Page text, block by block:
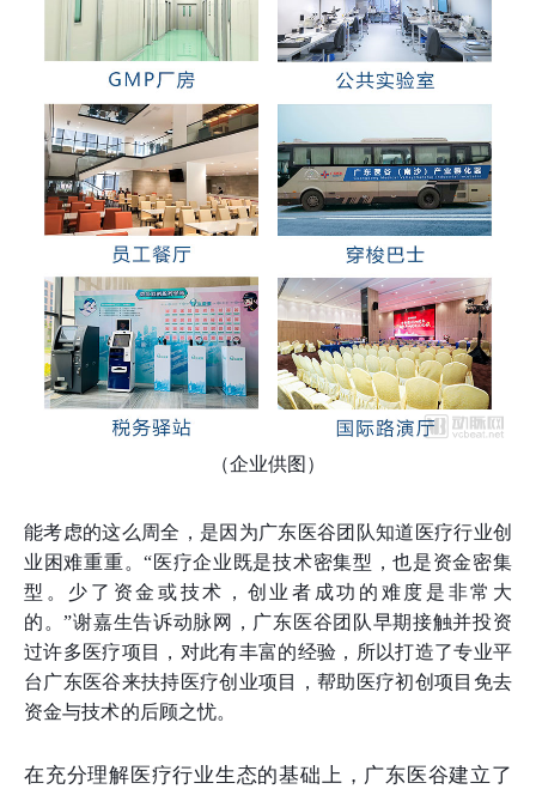
（企业供图）
能考虑的这么周全，是因为广东医谷团队知道医疗行业创
业困难重重。“医疗企业既是技术密集型，也是资金密集
型。少了资金或技术，创业者成功的难度是非常大
的。”谢嘉生告诉动脉网，广东医谷团队早期接触并投资
过许多医疗项目，对此有丰富的经验，所以打造了专业平
台广东医谷来扶持医疗创业项目，帮助医疗初创项目免去
资金与技术的后顾之忧。
在充分理解医疗行业生态的基础上，广东医谷建立了